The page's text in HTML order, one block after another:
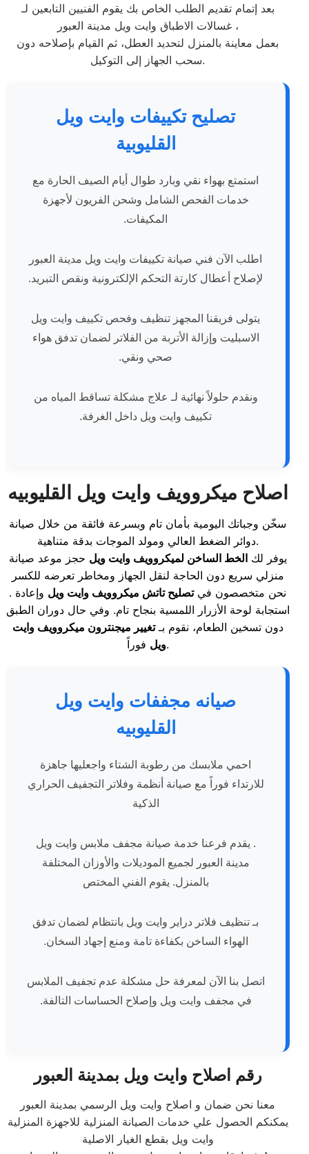
بعد إتمام تقديم الطلب الخاص بك يقوم الفنيين التابعين لـ
غسالات الاطباق وايت ويل مدينة العبور ،
بعمل معاينة بالمنزل لتحديد العطل، ثم القيام بإصلاحه دون
سحب الجهاز إلى التوكيل.
تصليح تكييفات وايت ويل
القليوبية
استمتع بهواء نقي وبارد طوال أيام الصيف الحارة مع
خدمات الفحص الشامل وشحن الفريون لأجهزة
المكيفات.
اطلب الآن فني صيانة تكييفات وايت ويل مدينة العبور
لإصلاح أعطال كارتة التحكم الإلكترونية ونقص التبريد.
يتولى فريقنا المجهز تنظيف وفحص تكييف وايت ويل
الاسبليت وإزالة الأتربة من الفلاتر لضمان تدفق هواء
صحي ونقي.
ونقدم حلولاً نهائية لـ علاج مشكلة تساقط المياه من
تكييف وايت ويل داخل الغرفة.
اصلاح ميكروويف وايت ويل القليوبيه
سخّن وجباتك اليومية بأمان تام وبسرعة فائقة من خلال صيانة
دوائر الضغط العالي ومولد الموجات بدقة متناهية.
يوفر لكالخط الساخن لميكروويف وايت ويل حجز موعد صيانة
منزلي سريع دون الحاجة لنقل الجهاز ومخاطر تعرضه للكسر
. نحن متخصصون فيتصليح تاتش ميكروويف وايت ويل وإعادة
استجابة لوحة الأزرار اللمسية بنجاح تام. وفي حال دوران الطبق
دون تسخين الطعام، نقوم بـتغيير ميجنترون ميكروويف وايت
ويلفوراً.
صيانه مجففات وايت ويل
القليوبيه
احمي ملابسك من رطوبة الشتاء واجعليها جاهزة
للارتداء فوراً مع صيانة أنظمة وفلاتر التجفيف الحراري
الذكية
. يقدم فرعنا خدمة صيانة مجفف ملابس وايت ويل
مدينة العبور لجميع الموديلات والأوزان المختلفة
بالمنزل. يقوم الفني المختص
بـ تنظيف فلاتر دراير وايت ويل بانتظام لضمان تدفق
الهواء الساخن بكفاءة تامة ومنع إجهاد السخان.
اتصل بنا الآن لمعرفة حل مشكلة عدم تجفيف الملابس
في مجفف وايت ويل وإصلاح الحساسات التالفة.
رقم اصلاح وايت ويل بمدينة العبور
معنا نحن ضمان و اصلاح وايت ويل الرسمي بمدينة العبور
يمكنكم الحصول علي خدمات الصيانة المنزلية للاجهزة المنزلية
وايت ويل بقطع الغيار الاصلية